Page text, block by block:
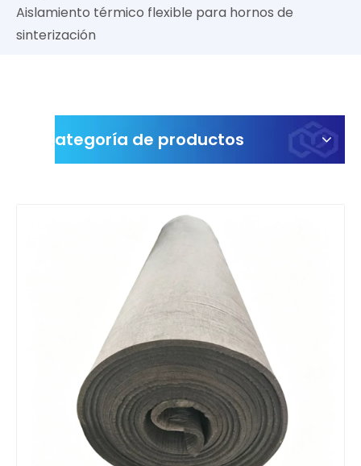
Aislamiento térmico flexible para hornos de
sinterización
Categoría de productos